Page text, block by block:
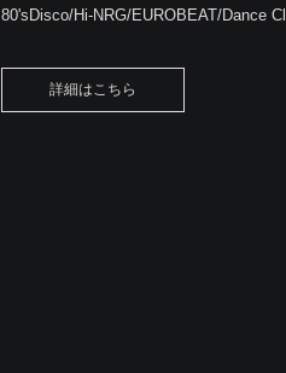
80'sDisco/Hi-NRG/EUROBEAT/Dance
詳細はこちら